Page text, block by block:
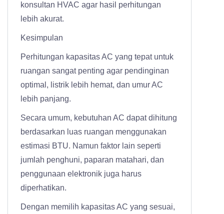
konsultan HVAC agar hasil perhitungan
lebih akurat.
Kesimpulan
Perhitungan kapasitas AC yang tepat untuk
ruangan sangat penting agar pendinginan
optimal, listrik lebih hemat, dan umur AC
lebih panjang.
Secara umum, kebutuhan AC dapat dihitung
berdasarkan luas ruangan menggunakan
estimasi BTU. Namun faktor lain seperti
jumlah penghuni, paparan matahari, dan
penggunaan elektronik juga harus
diperhatikan.
Dengan memilih kapasitas AC yang sesuai,